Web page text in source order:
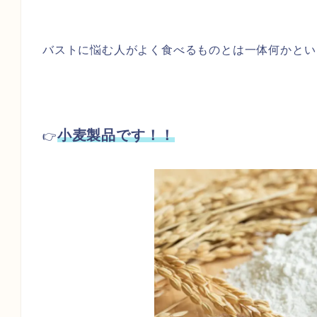
バストに悩む人がよく食べるものとは一体何かと
👉小麦製品です！！